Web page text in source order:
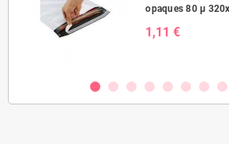
opaques 80 µ
1,11 €